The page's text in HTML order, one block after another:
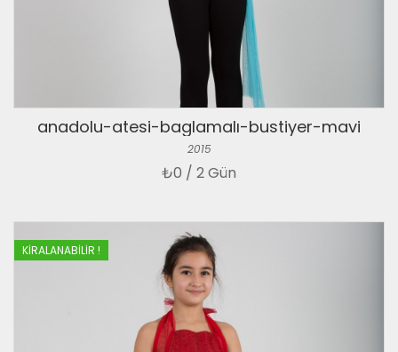
anadolu-atesi-baglamalı-bustiyer-mavi
2015
₺0 / 2 Gün
KIRALANABILIR !